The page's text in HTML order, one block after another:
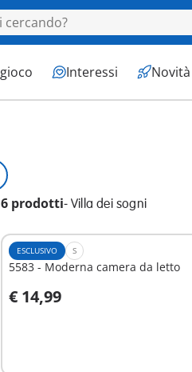
Interessi Novità
6 prodotti- Villa dei sogni
ESCLUSIVO S
5583 - Moderna camera da letto
€ 14,99
Aggiungi al carrello